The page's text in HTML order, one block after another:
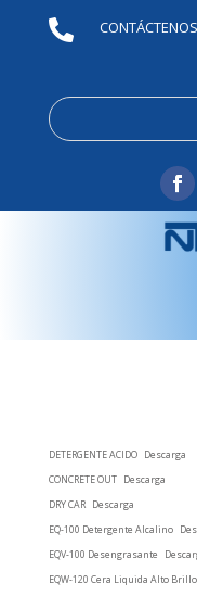

DETERGENTE ACIDO
Descarga
CONCRETE OUT
Descarga
DRY CAR
Descarga
EQ-100 Detergente Alcalino
EQV-100 Desengrasante
EQW-120 Cera Liquida Alto Brillo